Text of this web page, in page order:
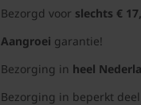
Bezorgd voor slechts €
Aangroei garantie!
Bezorging in heel
Bezorging in beperkt deel